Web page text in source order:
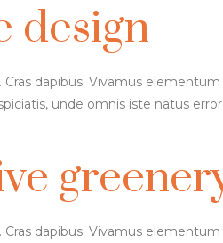
design
dapibus. Vivamus elementum
unde omnis iste natus
dapibus. Vivamus elementum